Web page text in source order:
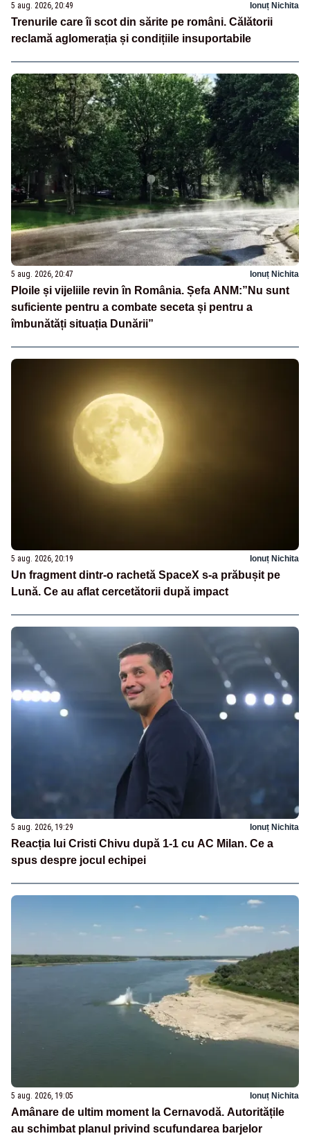
5 aug. 2026, 20:49 Ionuț Nichita
Trenurile care îi scot din sărite pe români. Călătorii
reclamă aglomerația și condițiile insuportabile
5 aug. 2026, 20:47 Ionuț Nichita
Ploile și vijeliile revin în România. Șefa ANM:”Nu sunt
suficiente pentru a combate seceta și pentru a
îmbunătăți situația Dunării”
5 aug. 2026, 20:19 Ionuț Nichita
Un fragment dintr-o rachetă SpaceX s-a prăbușit pe
Lună. Ce au aflat cercetătorii după impact
5 aug. 2026, 19:29 Ionuț Nichita
Reacția lui Cristi Chivu după 1-1 cu AC Milan. Ce a
spus despre jocul echipei
5 aug. 2026, 19:05 Ionuț Nichita
Amânare de ultim moment la Cernavodă. Autoritățile
au schimbat planul privind scufundarea barjelor